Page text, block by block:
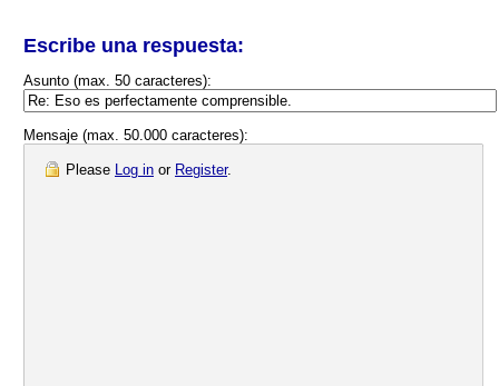
Escribe una respuesta:
Asunto (max. 50 caracteres):
Mensaje (max. 50.000 caracteres):
Please Log in or Register.